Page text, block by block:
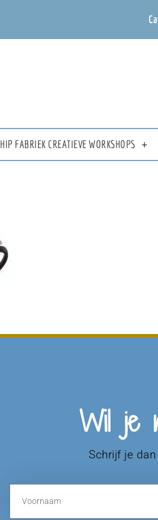
HIP FABRIEK CREATIEVE WORKSHOPS
Wil je
Schrijf je